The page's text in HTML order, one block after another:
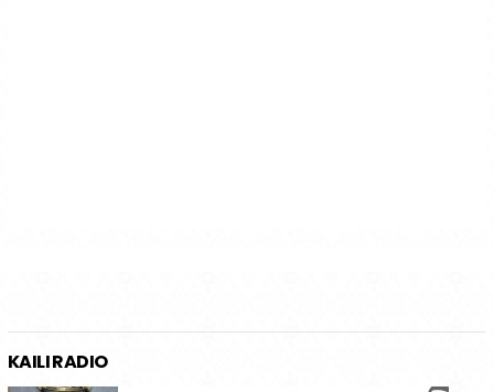
KAILI RADIO